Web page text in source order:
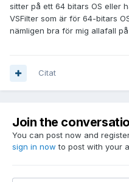
sitter på ett 64 bitars OS eller
VSFilter som är för 64-bitars
nämligen bra för mig allafall
Citat
Join the
You can post now and
sign in now to post with your